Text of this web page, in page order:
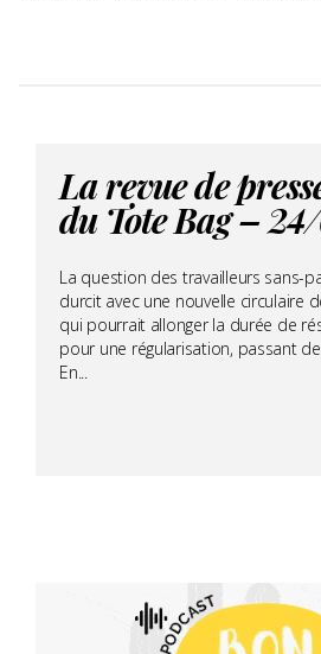
La revue de
du Tote Bag –
La question des travailleurs sans-
durcit avec une nouvelle circulaire
qui pourrait allonger la durée de
pour une régularisation, passant
En...